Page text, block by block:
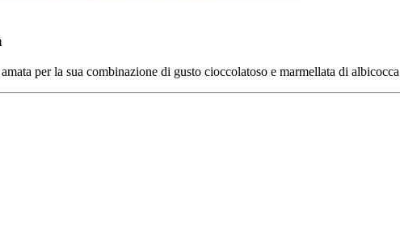
per la sua combinazione di gusto cioccolatoso e marmellata di albicocca